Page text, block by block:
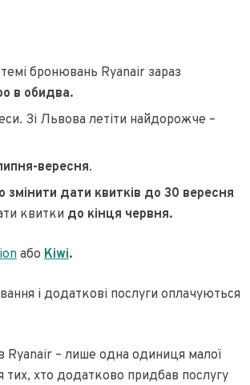
бронювань Ryanair зараз
в обидва.
Зі Львова летіти найдорожче –
вересня.
змінити дати квитків до 30 вересня
квитки до кінця червня.
або Kiwi.
і додаткові послуги оплачуються
Ryanair – лише одна одиниця малої
тих, хто додатково придбав послугу